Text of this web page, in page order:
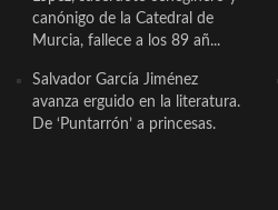
canónigo de la Catedral de
Murcia, fallece a los 89 añ...
Salvador García Jiménez
avanza erguido en la literatura.
De ‘Puntarrón’ a princesas.